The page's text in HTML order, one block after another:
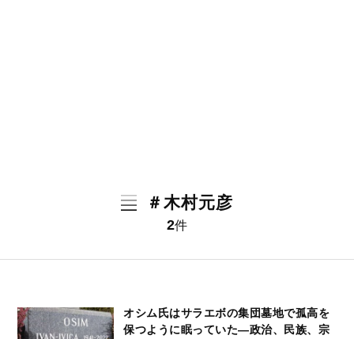
＃木村元彦
2件
オシム氏はサラエボの集団墓地で孤高を
保つように眠っていた―政治、民族、宗